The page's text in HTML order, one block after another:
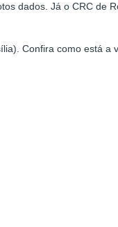
dados. Já o CRC de
Confira como está a